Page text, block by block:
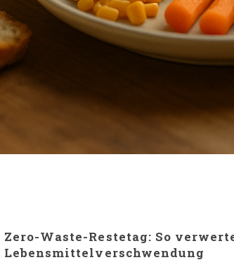
Zero-Waste-Restetag: So
Lebensmittelverschwendung